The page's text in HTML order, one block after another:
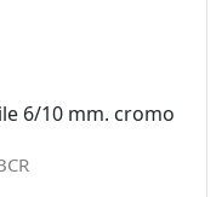
6/10 mm. cromo